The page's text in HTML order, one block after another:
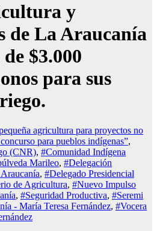
y
de La Araucanía
$3.000
para sus
agricultura para proyectos no
para pueblos indígenas”,
(CNR), #Comunidad Indígena
Marileo, #Delegación
, #Delegado Presidencial
de Agricultura, #Nuevo Impulso
, #Seguridad Productiva, #Seremi
- María Teresa Fernández, #Vocera